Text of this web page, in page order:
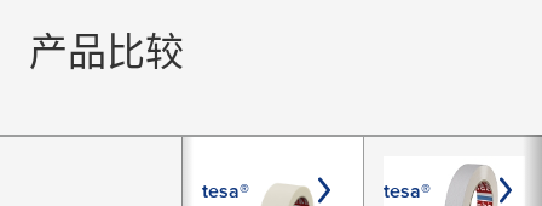
产品比较
tesa®
tesa®